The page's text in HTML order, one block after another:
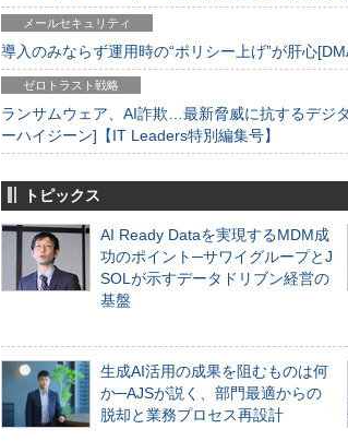
メールセキュリティ
導入のみならず運用時の“ポリシー上げ”が肝心
ゼロトラスト戦略
ランサムウェア、AI詐欺…最新脅威に抗するデジ
ーハイジーン]【IT Leaders特別編集号】
トピックス
AI Ready Dataを実現するMDM成
功のポイント─サワイグループとJ
SOLが示すデータドリブン経営の
基盤
生成AI活用の成果を阻むものは何
か─AJSが説く、部門最適からの
脱却と業務プロセス再設計